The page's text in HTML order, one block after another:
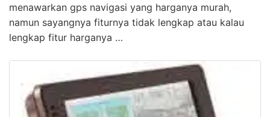
menawarkan gps navigasi yang harganya murah,
namun sayangnya fiturnya tidak lengkap atau kalau
lengkap fitur harganya …